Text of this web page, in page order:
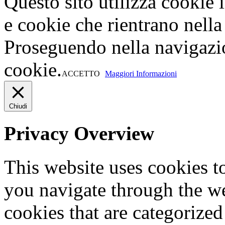
e cookie che rientrano
Proseguendo nella
cookie.ACCETTO Maggiori Informazioni
Chiudi
Privacy Overview
This website uses cookies
you navigate through the
cookies that are